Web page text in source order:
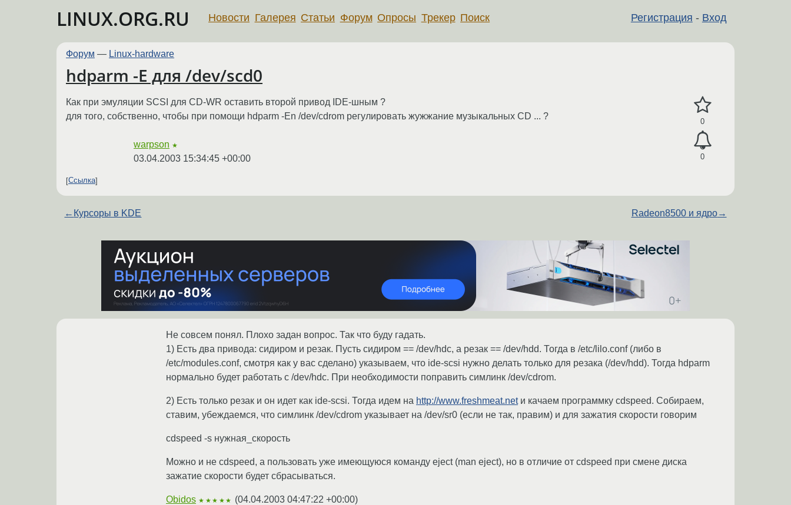
LINUX.ORG.RU Регистрация - Вход
Новости Галерея Статьи Форум Опросы Трекер Поиск
Форум — Linux-hardware
hdparm -E для /dev/scd0
0
0
Как при эмуляции SCSI для CD-WR оставить второй привод IDE-шным ?
для того, собственно, чтобы при помощи hdparm -En /dev/cdrom регулировать жужжание музыкальных CD ... ?
warpson ★
03.04.2003 15:34:45 +00:00
Ссылка
← Курсоры в KDE Radeon8500 и ядро→
Не совсем понял. Плохо задан вопрос. Так что буду гадать.
1) Есть два привода: сидиром и резак. Пусть сидиром == /dev/hdc, а резак == /dev/hdd. Тогда в /etc/lilo.conf (либо в
/etc/modules.conf, смотря как у вас сделано) указываем, что ide-scsi нужно делать только для резака (/dev/hdd). Тогда hdparm
нормально будет работать с /dev/hdc. При необходимости поправить симлинк /dev/cdrom.
2) Есть только резак и он идет как ide-scsi. Тогда идем на http://www.freshmeat.netи качаем программку cdspeed. Собираем,
ставим, убеждаемся, что симлинк /dev/cdrom указывает на /dev/sr0 (если не так, правим) и для зажатия скорости говорим
cdspeed -s нужная_скорость
Можно и не cdspeed, а пользовать уже имеющуюся команду eject (man eject), но в отличие от cdspeed при смене диска
зажатие скорости будет сбрасываться.
Obidos ★★★★★ (04.04.2003 04:47:22 +00:00)